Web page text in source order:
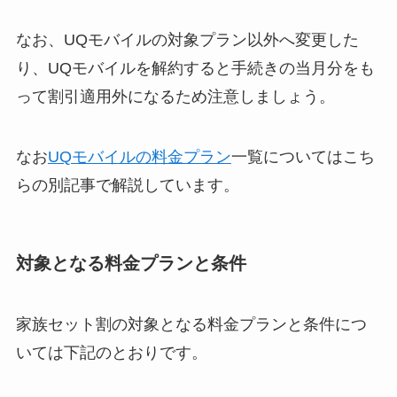
なお、UQモバイルの対象プラン以外へ変更した
り、UQモバイルを解約すると手続きの当月分をも
って割引適用外になるため注意しましょう。
なおUQモバイルの料金プラン一覧についてはこち
らの別記事で解説しています。
対象となる料金プランと条件
家族セット割の対象となる料金プランと条件につ
いては下記のとおりです。